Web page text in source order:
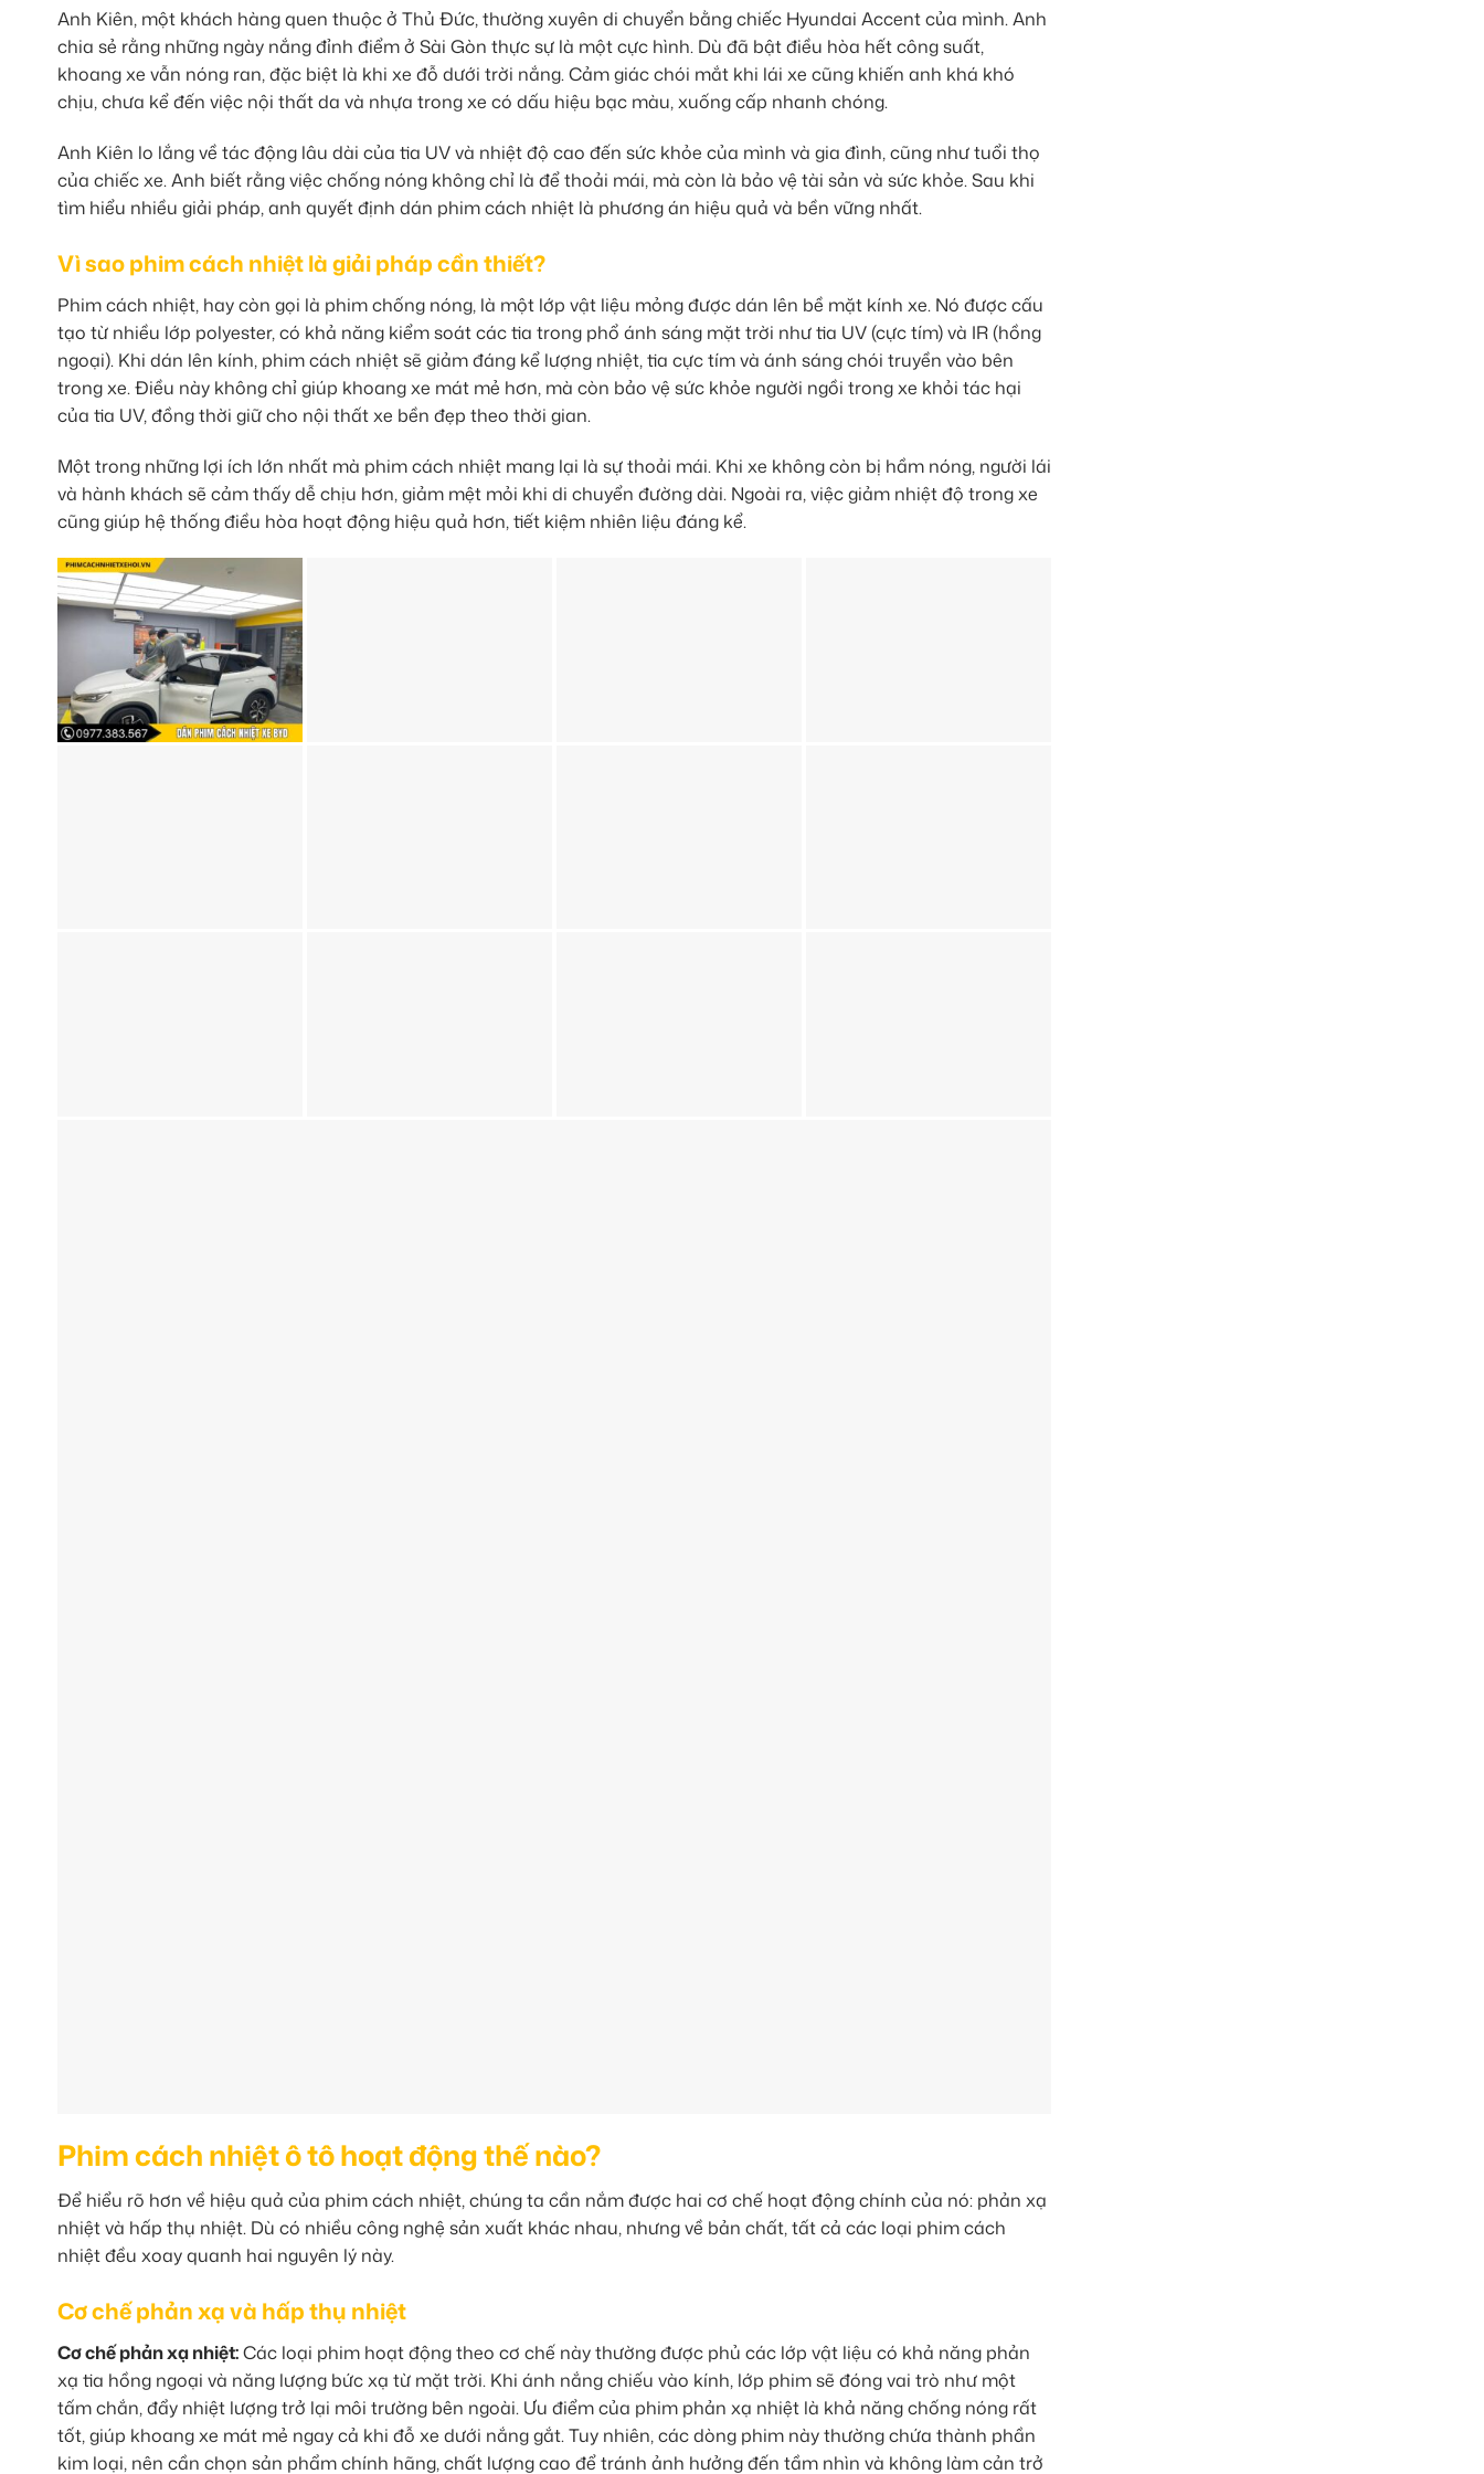
Anh Kiên, một khách hàng quen thuộc ở Thủ Đức, thường xuyên di chuyển bằng chiếc Hyundai Accent của mình. Anh
chia sẻ rằng những ngày nắng đỉnh điểm ở Sài Gòn thực sự là một cực hình. Dù đã bật điều hòa hết công suất,
khoang xe vẫn nóng ran, đặc biệt là khi xe đỗ dưới trời nắng. Cảm giác chói mắt khi lái xe cũng khiến anh khá khó
chịu, chưa kể đến việc nội thất da và nhựa trong xe có dấu hiệu bạc màu, xuống cấp nhanh chóng.
Anh Kiên lo lắng về tác động lâu dài của tia UV và nhiệt độ cao đến sức khỏe của mình và gia đình, cũng như tuổi thọ
của chiếc xe. Anh biết rằng việc chống nóng không chỉ là để thoải mái, mà còn là bảo vệ tài sản và sức khỏe. Sau khi
tìm hiểu nhiều giải pháp, anh quyết định dán phim cách nhiệt là phương án hiệu quả và bền vững nhất.
Vì sao phim cách nhiệt là giải pháp cần thiết?
Phim cách nhiệt, hay còn gọi là phim chống nóng, là một lớp vật liệu mỏng được dán lên bề mặt kính xe. Nó được cấu
tạo từ nhiều lớp polyester, có khả năng kiểm soát các tia trong phổ ánh sáng mặt trời như tia UV (cực tím) và IR (hồng
ngoại). Khi dán lên kính, phim cách nhiệt sẽ giảm đáng kể lượng nhiệt, tia cực tím và ánh sáng chói truyền vào bên
trong xe. Điều này không chỉ giúp khoang xe mát mẻ hơn, mà còn bảo vệ sức khỏe người ngồi trong xe khỏi tác hại
của tia UV, đồng thời giữ cho nội thất xe bền đẹp theo thời gian.
Một trong những lợi ích lớn nhất mà phim cách nhiệt mang lại là sự thoải mái. Khi xe không còn bị hầm nóng, người lái
và hành khách sẽ cảm thấy dễ chịu hơn, giảm mệt mỏi khi di chuyển đường dài. Ngoài ra, việc giảm nhiệt độ trong xe
cũng giúp hệ thống điều hòa hoạt động hiệu quả hơn, tiết kiệm nhiên liệu đáng kể.
Phim cách nhiệt ô tô hoạt động thế nào?
Để hiểu rõ hơn về hiệu quả của phim cách nhiệt, chúng ta cần nắm được hai cơ chế hoạt động chính của nó: phản xạ
nhiệt và hấp thụ nhiệt. Dù có nhiều công nghệ sản xuất khác nhau, nhưng về bản chất, tất cả các loại phim cách
nhiệt đều xoay quanh hai nguyên lý này.
Cơ chế phản xạ và hấp thụ nhiệt
Cơ chế phản xạ nhiệt:Các loại phim hoạt động theo cơ chế này thường được phủ các lớp vật liệu có khả năng phản
xạ tia hồng ngoại và năng lượng bức xạ từ mặt trời. Khi ánh nắng chiếu vào kính, lớp phim sẽ đóng vai trò như một
tấm chắn, đẩy nhiệt lượng trở lại môi trường bên ngoài. Ưu điểm của phim phản xạ nhiệt là khả năng chống nóng rất
tốt, giúp khoang xe mát mẻ ngay cả khi đỗ xe dưới nắng gắt. Tuy nhiên, các dòng phim này thường chứa thành phần
kim loại, nên cần chọn sản phẩm chính hãng, chất lượng cao để tránh ảnh hưởng đến tầm nhìn và không làm cản trở